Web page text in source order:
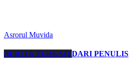
Asrorul Muvida
BERITA TERKAITDARI PENULIS